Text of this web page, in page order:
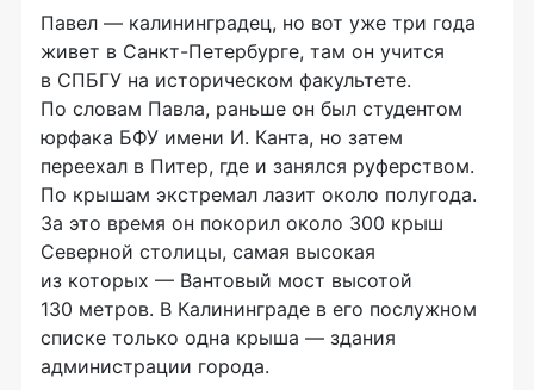
Павел — калининградец, но вот уже три года
живет в Санкт-Петербурге, там он учится
в СПБГУ на историческом факультете.
По словам Павла, раньше он был студентом
юрфака БФУ имени И. Канта, но затем
переехал в Питер, где и занялся руферством.
По крышам экстремал лазит около полугода.
За это время он покорил около 300 крыш
Северной столицы, самая высокая
из которых — Вантовый мост высотой
130 метров. В Калининграде в его послужном
списке только одна крыша — здания
администрации города.